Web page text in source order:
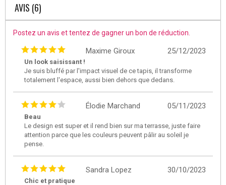
AVIS (6)
Postez un avis et tentez de gagner un bon de réduction.
25/12/2023
Maxime Giroux
Un look saisissant !
Je suis bluffé par l'impact visuel de ce tapis, il transforme
totalement l'espace, aussi bien dehors que dedans.
05/11/2023
Élodie Marchand
Beau
Le design est super et il rend bien sur ma terrasse, juste faire
attention parce que les couleurs peuvent pâlir au soleil je
pense.
30/10/2023
Sandra Lopez
Chic et pratique